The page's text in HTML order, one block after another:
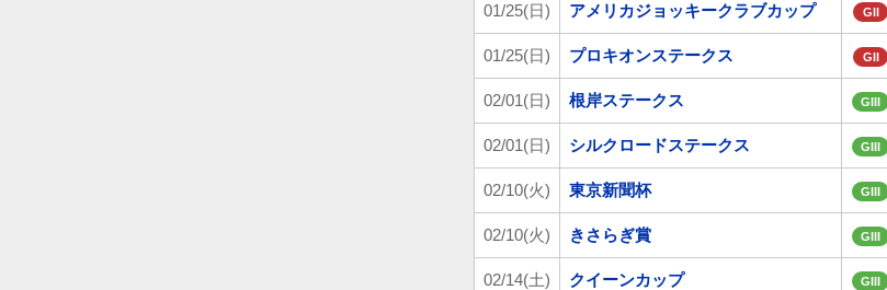
01/25(日) アメリカジョッキークラブカップ GII
01/25(日) プロキオンステークス GII
02/01(日) 根岸ステークス GIII
02/01(日) シルクロードステークス GIII
02/10(火) 東京新聞杯 GIII
02/10(火) きさらぎ賞 GIII
02/14(土) クイーンカップ GIII